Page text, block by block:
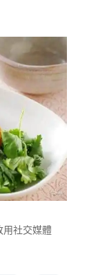
社交媒體